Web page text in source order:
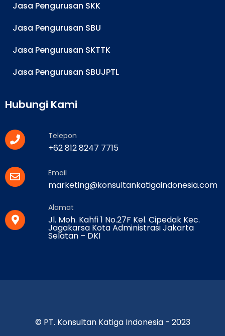
Jasa Pengurusan SKK
Jasa Pengurusan SBU
Jasa Pengurusan SKTTK
Jasa Pengurusan SBUJPTL
Hubungi Kami
Telepon
+62 812 8247 7715
Email
marketing@konsultankatigaindonesia.com
Alamat
Jl. Moh. Kahfi 1 No.27F Kel. Cipedak Kec.
Jagakarsa Kota Administrasi Jakarta
Selatan – DKI
© PT. Konsultan Katiga Indonesia - 2023